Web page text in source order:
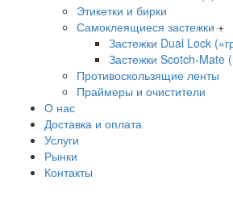
Этикетки и бирки
Самоклеящиеся застежки +
Застежки Dual Lock
Застежки Scotch-Mate
Противоскользящие ленты
Праймеры и очистители
О нас
Доставка и оплата
Услуги
Рынки
Контакты